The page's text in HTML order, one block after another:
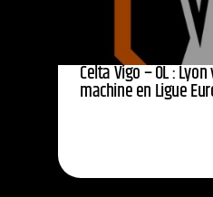
Celta Vigo – OL :
machine en Ligue